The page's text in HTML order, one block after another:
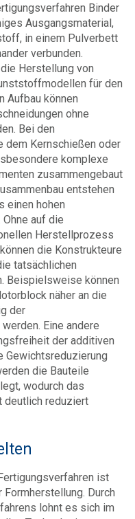
Binder
Ausgangsmaterial,
in einem Pulverbett
verbunden.
Herstellung von
für den
Aufbau können
ohne
Bei den
dem Kernschießen oder
komplexe
zusammengebaut
entstehen
einen hohen
auf die
Herstellprozess
die Konstrukteure
tatsächlichen
Beispielsweise können
näher an die
der
Eine andere
der additiven
Gewichtsreduzierung
die Bauteile
wodurch das
deutlich reduziert
ist
Durch
lohnt es sich im